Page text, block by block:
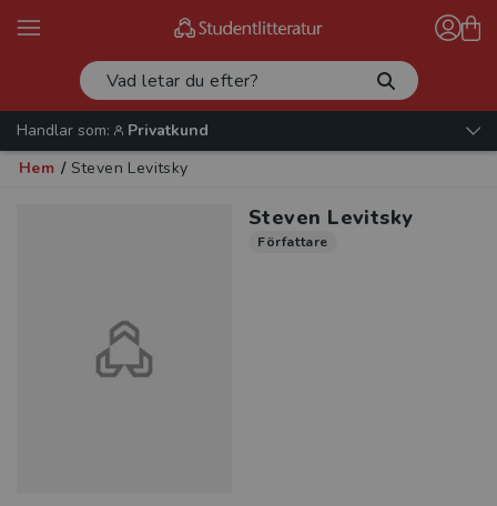
Handlar som:
Privatkund
Hem / Steven Levitsky
Steven Levitsky
Författare